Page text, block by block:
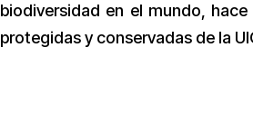
biodiversidad en el mundo,
protegidas y conservadas de la